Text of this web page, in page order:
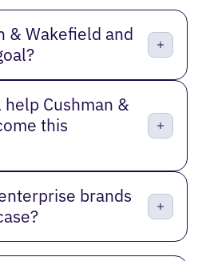
& Wakefield and
Cushman &
this
brands